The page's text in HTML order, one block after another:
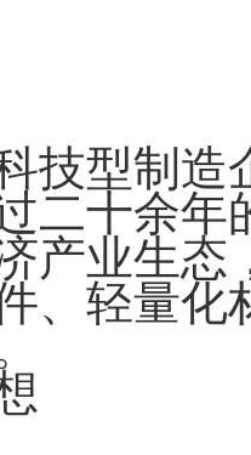
技型制造
二十余年
产业生
、轻量